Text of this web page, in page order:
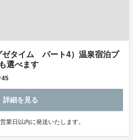
ゼタイム パート4）温泉宿泊プ
選べます
45
詳細を見る
業日以内に発送いたします。